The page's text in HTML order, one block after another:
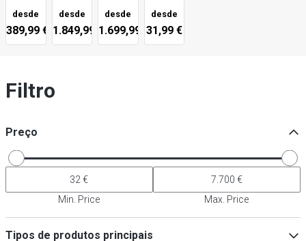
desde
389,99 €
desde
1.849,99 €
Filtro
de
óleo
desde
1.699,99 €
desde
31,99 €
Filtro
Preço
Min. Price Max. Price
Tipos de produtos principais